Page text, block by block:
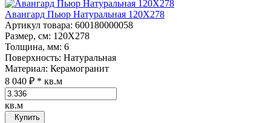
Авангард Пьюр Натуральная 120Х278
Артикул товара: 600180000058
Размер, см: 120Х278
Толщина, мм: 6
Поверхность: Натуральная
Материал: Керамогранит
8 040 ₽ * кв.м
кв.м
Купить